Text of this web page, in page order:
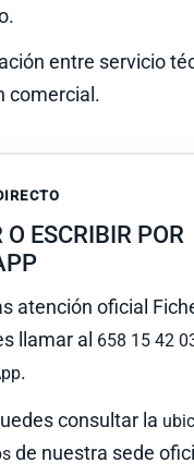
entre servicio
comercial.
ESCRIBIR POR
atención oficial
llamar al 658 15 42
.
consultar la
de nuestra sede